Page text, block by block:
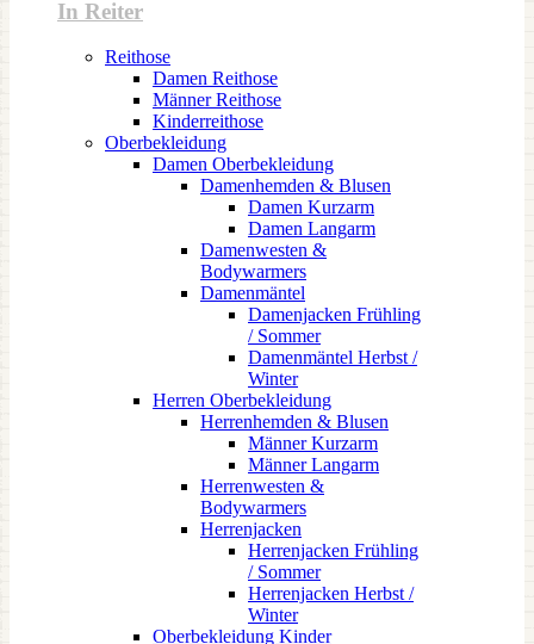
In Reiter
Reithose
Damen Reithose
Männer Reithose
Kinderreithose
Oberbekleidung
Damen Oberbekleidung
Damenhemden & Blusen
Damen Kurzarm
Damen Langarm
Damenwesten &
Bodywarmers
Damenmäntel
Damenjacken Frühling
/ Sommer
Damenmäntel Herbst /
Winter
Herren Oberbekleidung
Herrenhemden & Blusen
Männer Kurzarm
Männer Langarm
Herrenwesten &
Bodywarmers
Herrenjacken
Herrenjacken Frühling
/ Sommer
Herrenjacken Herbst /
Winter
Oberbekleidung Kinder